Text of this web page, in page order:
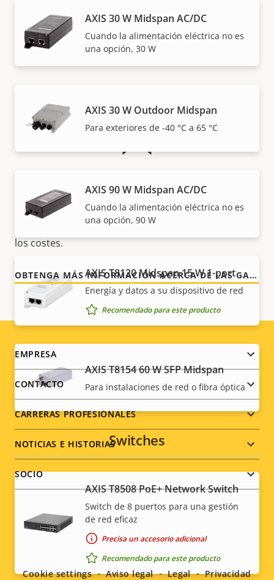
AXIS 30 W Midspan AC/DC
Cuando la alimentación eléctrica no es
una opción, 30 W
AXIS 30 W Outdoor Midspan
Para exteriores de -40 °C a 65 °C
AXIS 90 W Midspan AC/DC
Cuando la alimentación eléctrica no es
una opción, 90 W
AXIS T8120 Midspan 15 W 1-port
Energía y datos a su dispositivo de red
Recomendado para este producto
AXIS T8154 60 W SFP Midspan
Para instalaciones de red o fibra óptica
Switches
AXIS T8508 PoE+ Network Switch
Switch de 8 puertos para una gestión
de red eficaz
Precisa un accesorio adicional
Recomendado para este producto
Garantía
Para mayor tranquilidad
Nuestra garantía de 3 años brinda a nuestros
clientes un uso sin preocupaciones y un control de
los costes.
OBTENGA MÁS INFORMACIÓN ACERCA DE LAS GARANTÍAS DE AXIS
Footer
menu
EMPRESA
CONTACTO
CARRERAS PROFESIONALES
NOTICIAS E HISTORIAS
SOCIO
Social
menu
Cookie settings Aviso legal Legal Privacidad